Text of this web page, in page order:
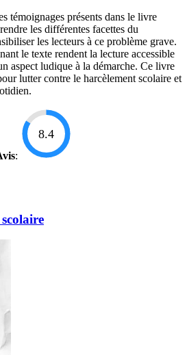
témoignages présents dans le livre
les différentes facettes du
les lecteurs à ce problème grave.
le texte rendent la lecture accessible
aspect ludique à la démarche. Ce livre
lutter contre le harcèlement scolaire et
:
8.4